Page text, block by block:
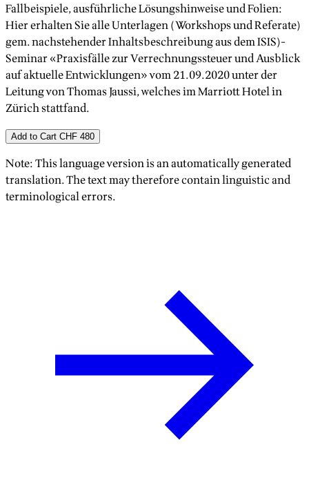
Fallbeispiele, ausführliche Lösungshinweise und Folien:
Hier erhalten Sie alle Unterlagen (Workshops und Referate)
gem. nachstehender Inhaltsbeschreibung aus dem ISIS)-
Seminar «Praxisfälle zur Verrechnungssteuer und Ausblick
auf aktuelle Entwicklungen» vom 21.09.2020 unter der
Leitung von Thomas Jaussi, welches im Marriott Hotel in
Zürich stattfand.
Add to Cart CHF 480
Note: This language version is an automatically generated
translation. The text may therefore contain linguistic and
terminological errors.